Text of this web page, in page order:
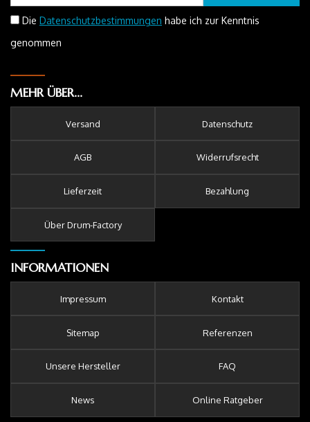
Die Datenschutzbestimmungen habe ich zur Kenntnis
genommen
MEHR ÜBER...
Versand Datenschutz
AGB Widerrufsrecht
Lieferzeit Bezahlung
Über Drum-Factory
INFORMATIONEN
Impressum Kontakt
Sitemap Referenzen
Unsere Hersteller FAQ
News Online Ratgeber